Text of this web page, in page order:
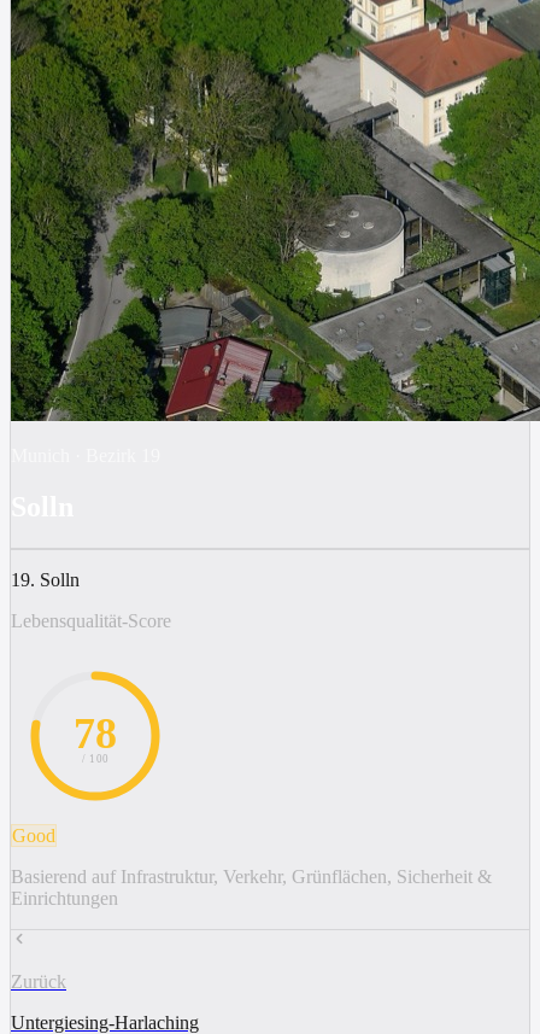
19. Solln
Lebensqualität-Score
78
/ 100
Good
Basierend auf Infrastruktur, Verkehr, Grünflächen, Sicherheit &
Einrichtungen
Zurück
Untergiesing-Harlaching